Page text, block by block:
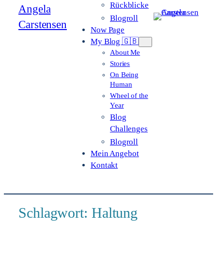
Angela
Carstensen
Rückblicke
Blogroll
Now Page
My Blog 🇬🇧
About Me
Stories
On Being
Human
Wheel of the
Year
Blog
Challenges
Blogroll
Mein Angebot
Kontakt
Schlagwort: Haltung